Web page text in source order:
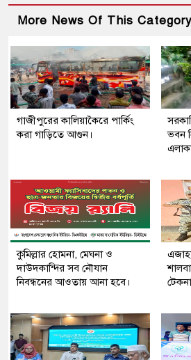
More News Of This Category
গাজীপুরের কালিয়াকৈরে পার্কিং
করা গাড়িতে আগুন।
ভবন
কুমিল্লার হোমনা, মেঘনা ও
দাউদকান্দির সব নৌযান
নিবন্ধনের আওতায় আনা হবে।